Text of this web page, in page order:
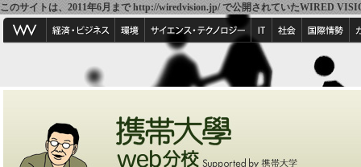
このサイトは、2011年6月まで http://wiredvision.jp/ で公開されていたWIRED